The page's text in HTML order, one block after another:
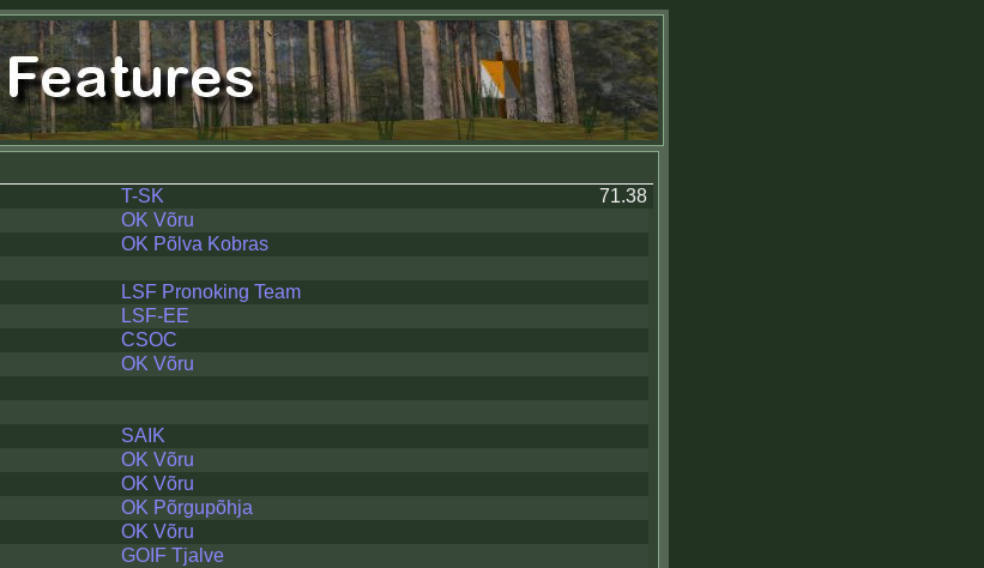
T-SK
71.38
OK Võru
OK Põlva Kobras
LSF Pronoking Team
LSF-EE
CSOC
OK Võru
SAIK
OK Võru
OK Võru
OK Põrgupõhja
OK Võru
GOIF Tjalve